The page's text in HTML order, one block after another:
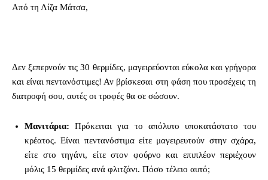
Από τη Λίζα Μάτσα,
Δεν ξεπερνούν τις 30 θερμίδες, μαγειρεύονται εύκολα και γρήγορα
και είναι πεντανόστιμες! Αν βρίσκεσαι στη φάση που προσέχεις τη
διατροφή σου, αυτές οι τροφές θα σε σώσουν.
Μανιτάρια: Πρόκειται για το απόλυτο υποκατάστατο του
κρέατος. Είναι πεντανόστιμα είτε μαγειρευτούν στην σχάρα,
είτε στο τηγάνι, είτε στον φούρνο και επιπλέον περιέχουν
μόλις 15 θερμίδες ανά φλιτζάνι. Πόσο τέλειο αυτό;